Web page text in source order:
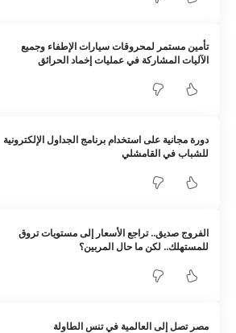
تأمين مستمر لمحروقات سيارات الإطفاء وجميع
الآليات المشاركة في عمليات إخماد الحرائق
دورة مجانية على استخدام برنامج الجداول الإلكترونية
للشباب في القامشلي
الفروج صديق.. تراجع الأسعار إلى مستويات تروق
للمستهلك.. لكن ما حال المربين؟
مصر تصل إلى العالمية في تنس الطاولة